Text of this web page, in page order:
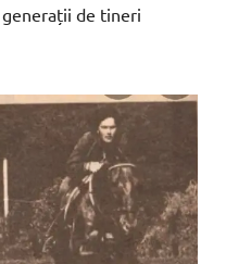
de tineri